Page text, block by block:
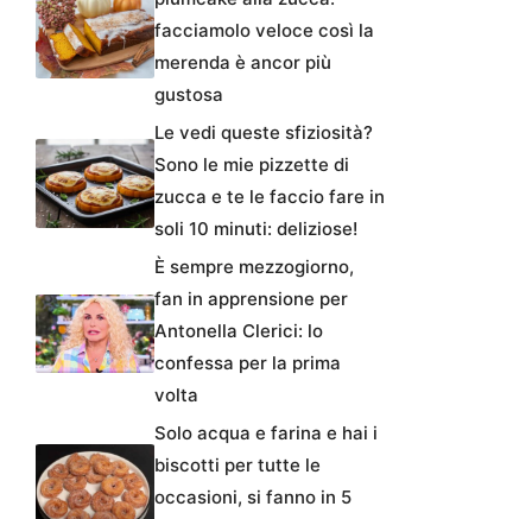
facciamolo veloce così la
merenda è ancor più
gustosa
Le vedi queste sfiziosità?
Sono le mie pizzette di
zucca e te le faccio fare in
soli 10 minuti: deliziose!
È sempre mezzogiorno,
fan in apprensione per
Antonella Clerici: lo
confessa per la prima
volta
Solo acqua e farina e hai i
biscotti per tutte le
occasioni, si fanno in 5